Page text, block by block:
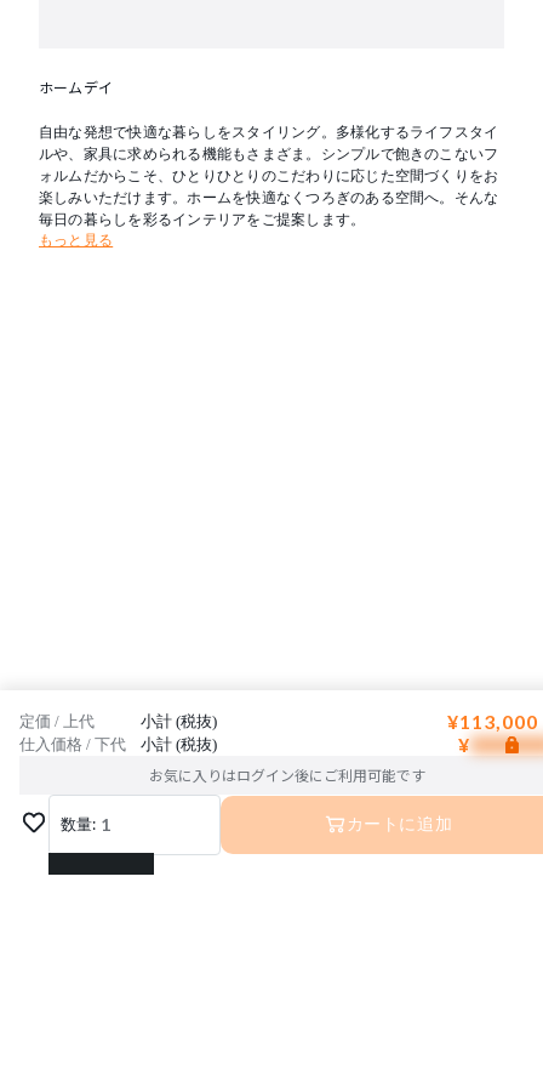
ホームデイ
自由な発想で快適な暮らしをスタイリング。多様化するライフスタイ
ルや、家具に求められる機能もさまざま。シンプルで飽きのこないフ
ォルムだからこそ、ひとりひとりのこだわりに応じた空間づくりをお
楽しみいただけます。ホームを快適なくつろぎのある空間へ。そんな
毎日の暮らしを彩るインテリアをご提案します。
もっと見る
定価 / 上代 小計 (税抜) ¥113,000
仕入価格 / 下代 小計 (税抜) ¥
お気に入りはログイン後にご利用可能です
数量: 1
1
カートに追加